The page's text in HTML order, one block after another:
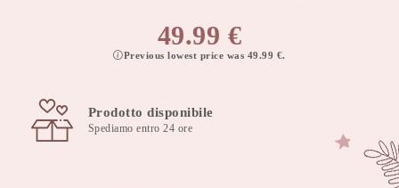
cm
arcadia
cioccolato
49.99 €
Previous lowest price was 49.99 €.
Prodotto disponibile
Spediamo entro 24 ore